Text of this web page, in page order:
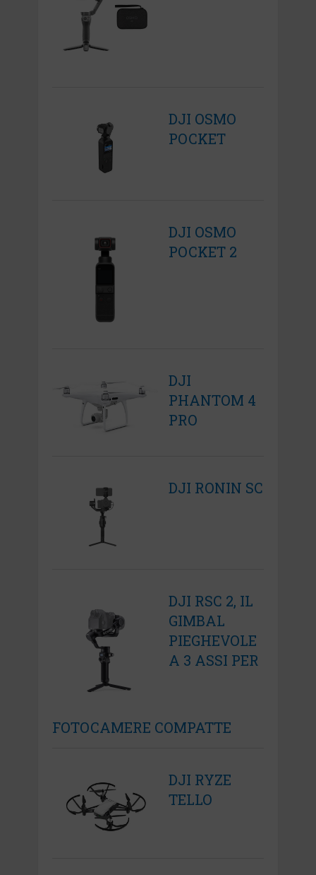
DJI OSMO
POCKET
DJI OSMO
POCKET 2
DJI
PHANTOM 4
PRO
DJI RONIN SC
DJI RSC 2, IL
GIMBAL
PIEGHEVOLE
A 3 ASSI PER
FOTOCAMERE COMPATTE
DJI RYZE
TELLO